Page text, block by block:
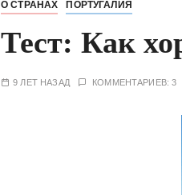
О СТРАНАХ ПОРТУГАЛИЯ
Тест: Как
9 ЛЕТ НАЗАД КОММЕНТАРИЕВ: 3